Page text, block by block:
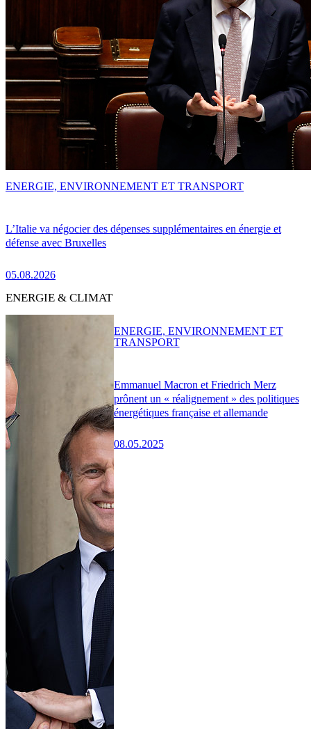
L’Italie va négocier des dépenses supplémentaires en énergie et
défense avec Bruxelles
05.08.2026
ENERGIE, ENVIRONNEMENT ET TRANSPORT
ENERGIE & CLIMAT
Emmanuel Macron et Friedrich Merz
prônent un « réalignement » des politiques
énergétiques française et allemande
08.05.2025
ENERGIE, ENVIRONNEMENT ET
TRANSPORT